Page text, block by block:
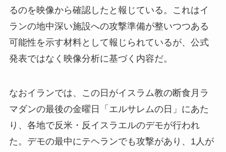
るのを映像から確認したと報じている。これはイ
ランの地中深い施設への攻撃準備が整いつつある
可能性を示す材料として報じられているが、公式
発表ではなく映像分析に基づく内容だ。
なおイランでは、この日がイスラム教の断食月ラ
マダンの最後の金曜日「エルサレムの日」にあた
り、各地で反米・反イスラエルのデモが行われ
た。デモの最中にテヘランでも攻撃があり、1人が